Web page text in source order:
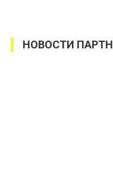
НОВОСТИ